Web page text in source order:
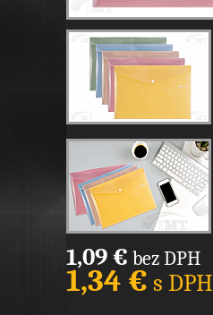
1,09 € bez DPH
1,34 € s DPH